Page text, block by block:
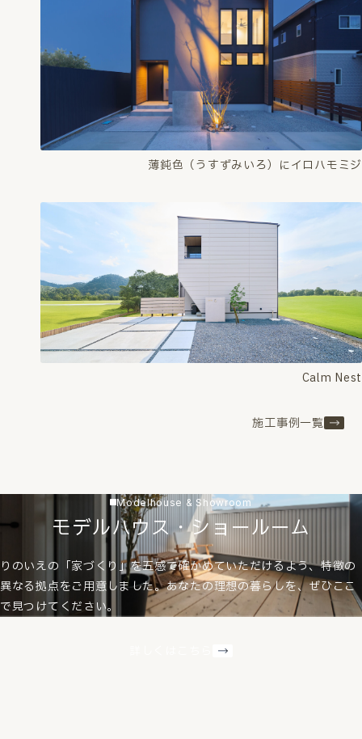
薄鈍色（うすずみいろ）にイロハモミジ
Calm Nest
施工事例一覧
Modelhouse & Showroom
モデルハウス・ショールーム
りのいえの「家づくり」を五感で確かめていただけるよう、特徴の
異なる拠点をご用意しました。あなたの理想の暮らしを、ぜひここ
で見つけてください。